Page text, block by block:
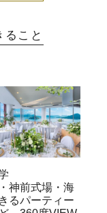
こと
神前式場・海
るパーティー